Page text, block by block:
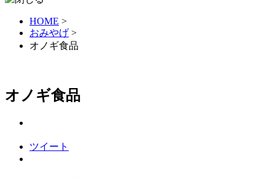
HOME >
おみやげ >
オノギ食品
オノギ食品
ツイート